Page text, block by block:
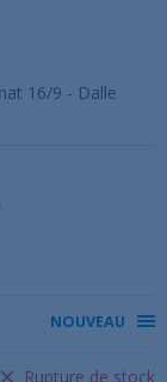
16/9 - Dalle
NOUVEAU
Rupture de stock